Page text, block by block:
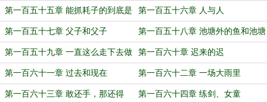
第一百五十五章 能抓耗子的到底是
不是好猫
第一百五十六章 人与人
第一百五十七章 父子和父子 第一百五十八章 池塘外的鱼和池塘
里的鱼
第一百五十九章 一直这么走下去做
什么
第一百六十章 迟来的迟
第一百六十一章 过去和现在 第一百六十二章 一场大雨里
第一百六十三章 敢还手，那还得 第一百六十四章 练剑、女童